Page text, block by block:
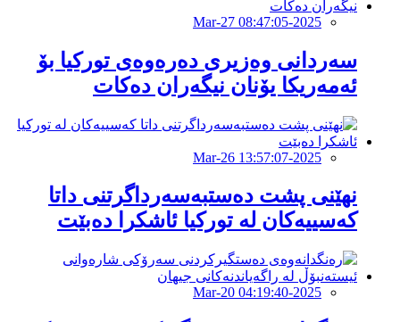
2025-Mar-27 08:47:05
سەردانی وەزیری دەرەوەی تورکیا بۆ
ئەمەریکا یۆنان نیگەران دەکات
2025-Mar-26 13:57:07
نهێنی پشت دەستبەسەرداگرتنی داتا
كەسییەكان لە توركیا ئاشكرا دەبێت
2025-Mar-20 04:19:40